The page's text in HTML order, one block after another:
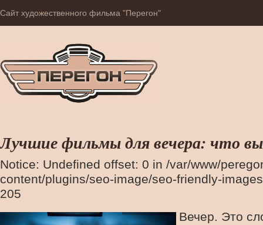
Сайт художественного фильма "Перегон"
Лучшие фильмы для вечера: что
Notice: Undefined offset: 0 in /var/www/
content/plugins/seo-image/seo-friendly-
205
Вечер. Это